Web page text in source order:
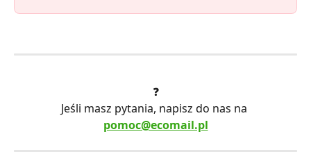
❓
Jeśli masz pytania, napisz do nas na
pomoc@ecomail.pl